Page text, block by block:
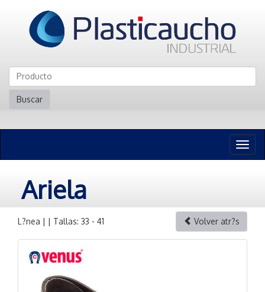
Buscar
n
Ariela
L?nea | | Tallas: 33 - 41 Volver atr?s